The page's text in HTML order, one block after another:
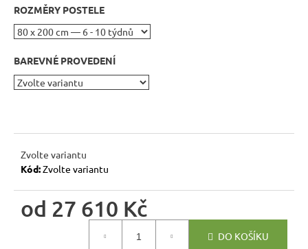
ROZMĚRY POSTELE
BAREVNÉ PROVEDENÍ
Zvolte variantu
Kód:Zvolte variantu
od 27 610 Kč
DO KOŠÍKU
u
j
e
m
e
HOME
SIL22
601
Kč
Původně: